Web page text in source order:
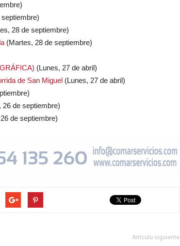
28 de septiembre)
(Martes, 28 de septiembre)
(Lunes, 27 de abril)
de San Miguel (Lunes, 27 de abril)
26 de septiembre)
de septiembre)
Artículo siguiente